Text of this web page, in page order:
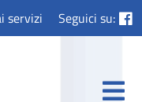
servizi Seguici su: